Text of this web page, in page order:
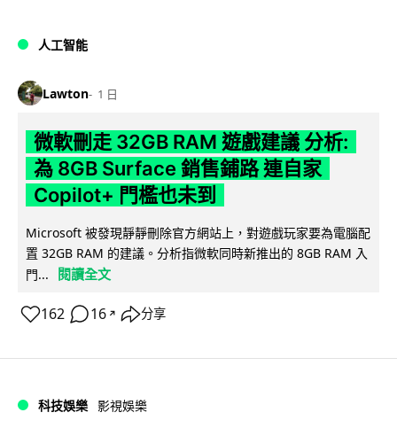
人工智能
Lawton 1 日
微軟刪走 32GB RAM 遊戲建議 分析:
為 8GB Surface 銷售鋪路 連自家
Copilot+ 門檻也未到
Microsoft 被發現靜靜刪除官方網站上，對遊戲玩家要為電腦配
置 32GB RAM 的建議。分析指微軟同時新推出的 8GB RAM 入
門...
閱讀全文
162 16 ↗ 分享
科技娛樂 影視娛樂